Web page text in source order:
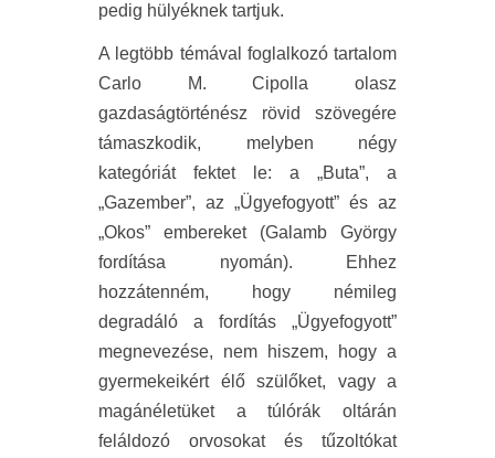
pedig hülyéknek tartjuk.
A legtöbb témával foglalkozó tartalom
Carlo M. Cipolla olasz
gazdaságtörténész rövid szövegére
támaszkodik, melyben négy
kategóriát fektet le: a „Buta”, a
„Gazember”, az „Ügyefogyott” és az
„Okos” embereket (Galamb György
fordítása nyomán). Ehhez
hozzátenném, hogy némileg
degradáló a fordítás „Ügyefogyott”
megnevezése, nem hiszem, hogy a
gyermekeikért élő szülőket, vagy a
magánéletüket a túlórák oltárán
feláldozó orvosokat és tűzoltókat